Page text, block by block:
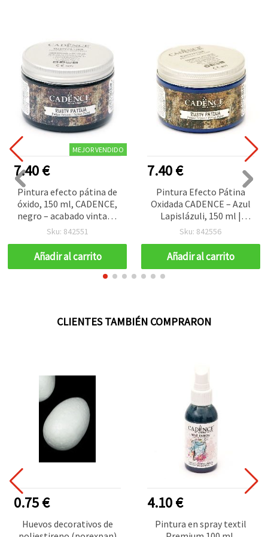
MEJOR VENDIDO
7.40 €
Pintura efecto pátina de
óxido, 150 ml, CADENCE,
negro – acabado vintage
antiguo para arte,
muebles y decoración del
hogar
Sku: 842551
Añadir al carrito
7.40 €
Pintura Efecto Pátina
Oxidada CADENCE – Azul
Lapislázuli, 150 ml |
Manualidades DIY,
Hogar | Acabado Óxido
Vintage
Sku: 842556
Añadir al carrito
CLIENTES TAMBIÉN COMPRARON
0.75 €
Huevos decorativos de
4.10 €
Pintura en spray textil